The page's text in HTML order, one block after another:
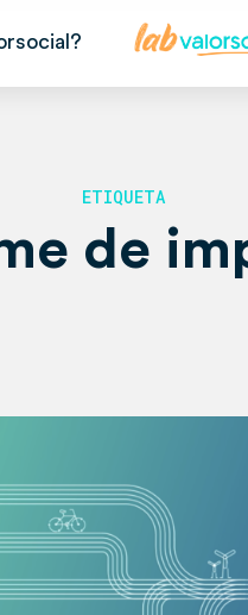
ETIQUETA
de